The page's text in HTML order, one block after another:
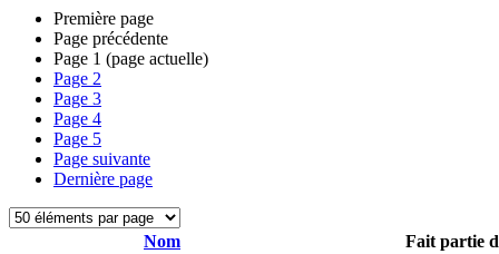
Première page
Page précédente
Page 1 (page actuelle)
Page 2
Page 3
Page 4
Page 5
Page suivante
Dernière page
Nom
Fait partie